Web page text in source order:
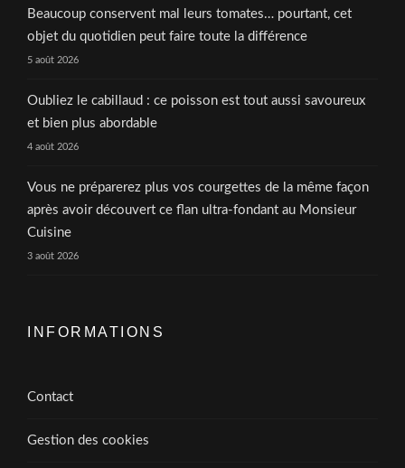
Beaucoup conservent mal leurs tomates… pourtant, cet
objet du quotidien peut faire toute la différence
5 août 2026
Oubliez le cabillaud : ce poisson est tout aussi savoureux
et bien plus abordable
4 août 2026
Vous ne préparerez plus vos courgettes de la même façon
après avoir découvert ce flan ultra-fondant au Monsieur
Cuisine
3 août 2026
INFORMATIONS
Contact
Gestion des cookies